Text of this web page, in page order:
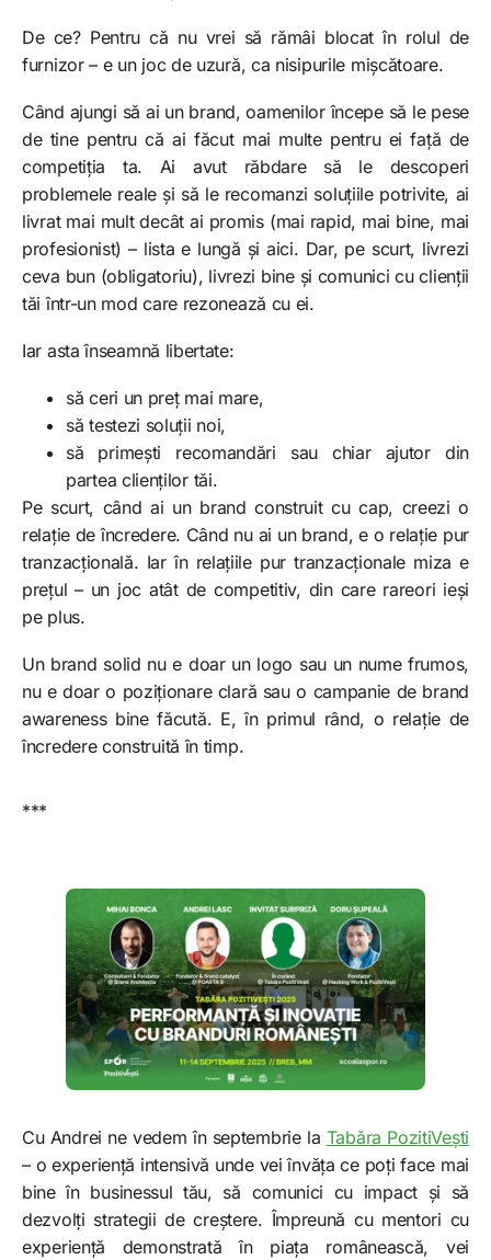
De ce? Pentru că nu vrei să rămâi blocat în rolul de
furnizor – e un joc de uzură, ca nisipurile mișcătoare.
Când ajungi să ai un brand, oamenilor începe să le pese
de tine pentru că ai făcut mai multe pentru ei față de
competiția ta. Ai avut răbdare să le descoperi
problemele reale și să le recomanzi soluțiile potrivite, ai
livrat mai mult decât ai promis (mai rapid, mai bine, mai
profesionist) – lista e lungă și aici. Dar, pe scurt, livrezi
ceva bun (obligatoriu), livrezi bine și comunici cu clienții
tăi într-un mod care rezonează cu ei.
Iar asta înseamnă libertate:
să ceri un preț mai mare,
să testezi soluții noi,
să primești recomandări sau chiar ajutor din
partea clienților tăi.
Pe scurt, când ai un brand construit cu cap, creezi o
relație de încredere. Când nu ai un brand, e o relație pur
tranzacțională. Iar în relațiile pur tranzacționale miza e
prețul – un joc atât de competitiv, din care rareori ieși
pe plus.
Un brand solid nu e doar un logo sau un nume frumos,
nu e doar o poziționare clară sau o campanie de brand
awareness bine făcută. E, în primul rând, o relație de
încredere construită în timp.
***
Cu Andrei ne vedem în septembrie la Tabăra PozitiVești
– o experiență intensivă unde vei învăța ce poți face mai
bine în businessul tău, să comunici cu impact și să
dezvolți strategii de creștere. Împreună cu mentori cu
experiență demonstrată în piața românească, vei